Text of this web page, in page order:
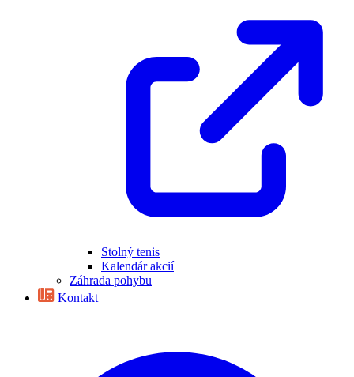
Stolný tenis
Kalendár akcií
Záhrada pohybu
Kontakt